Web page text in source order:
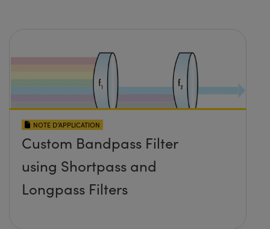
NOTE D’APPLICATION
Custom Bandpass Filter
using Shortpass and
Longpass Filters